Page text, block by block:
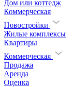
Дом или коттедж
Коммерческая
Новостройки
Жилые комплексы
Квартиры
Коммерческая
Продажа
Аренда
Оценка